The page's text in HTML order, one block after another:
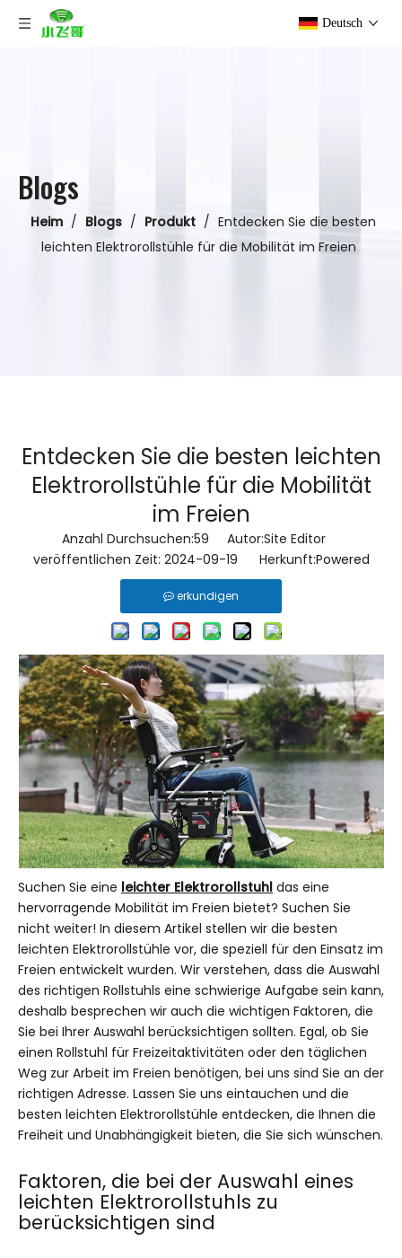
Deutsch
Blogs
Heim / Blogs / Produkt / Entdecken Sie die besten
leichten Elektrorollstühle für die Mobilität im Freien
Entdecken Sie die besten leichten
Elektrorollstühle für die Mobilität
im Freien
Anzahl Durchsuchen:59 Autor:Site Editor
veröffentlichen Zeit: 2024-09-19 Herkunft:Powered
erkundigen
Suchen Sie eine leichter Elektrorollstuhl das eine
hervorragende Mobilität im Freien bietet? Suchen Sie
nicht weiter! In diesem Artikel stellen wir die besten
leichten Elektrorollstühle vor, die speziell für den Einsatz im
Freien entwickelt wurden. Wir verstehen, dass die Auswahl
des richtigen Rollstuhls eine schwierige Aufgabe sein kann,
deshalb besprechen wir auch die wichtigen Faktoren, die
Sie bei Ihrer Auswahl berücksichtigen sollten. Egal, ob Sie
einen Rollstuhl für Freizeitaktivitäten oder den täglichen
Weg zur Arbeit im Freien benötigen, bei uns sind Sie an der
richtigen Adresse. Lassen Sie uns eintauchen und die
besten leichten Elektrorollstühle entdecken, die Ihnen die
Freiheit und Unabhängigkeit bieten, die Sie sich wünschen.
Faktoren, die bei der Auswahl eines
leichten Elektrorollstuhls zu
berücksichtigen sind